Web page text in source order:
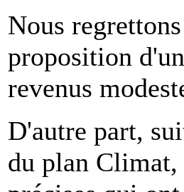
Nous
proposition
revenus
D'autre part,
du plan Climat,